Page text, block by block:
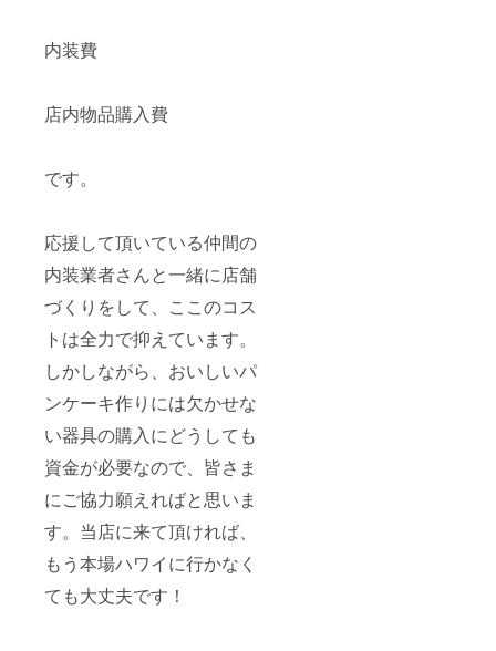
内装費
店内物品購入費
です。
応援して頂いている仲間の
内装業者さんと一緒に店舗
づくりをして、ここのコス
トは全力で抑えています。
しかしながら、おいしいパ
ンケーキ作りには欠かせな
い器具の購入にどうしても
資金が必要なので、皆さま
にご協力願えればと思いま
す。当店に来て頂ければ、
もう本場ハワイに行かなく
ても大丈夫です！